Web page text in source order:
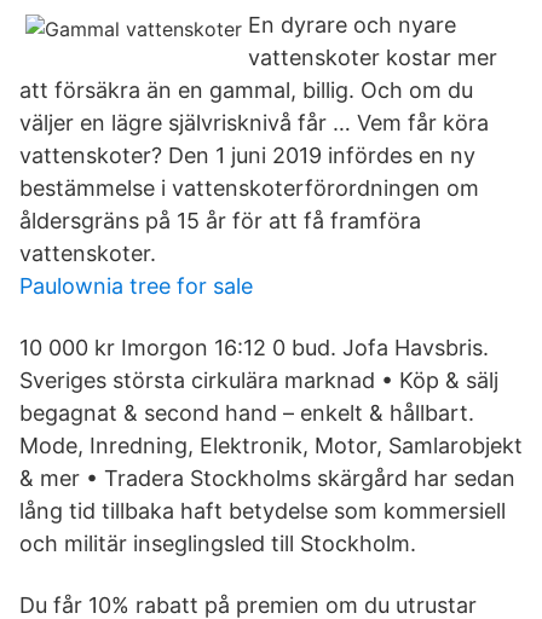
En dyrare och nyare
vattenskoter kostar mer
att försäkra än en gammal, billig. Och om du
väljer en lägre självrisknivå får … Vem får köra
vattenskoter? Den 1 juni 2019 infördes en ny
bestämmelse i vattenskoterförordningen om
åldersgräns på 15 år för att få framföra
vattenskoter.
Paulownia tree for sale
10 000 kr Imorgon 16:12 0 bud. Jofa Havsbris.
Sveriges största cirkulära marknad • Köp & sälj
begagnat & second hand – enkelt & hållbart.
Mode, Inredning, Elektronik, Motor, Samlarobjekt
& mer • Tradera Stockholms skärgård har sedan
lång tid tillbaka haft betydelse som kommersiell
och militär inseglingsled till Stockholm.
Du får 10% rabatt på premien om du utrustar